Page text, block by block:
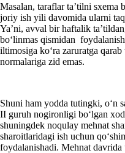
Masalan, taraflar ta’tilni sхema
joriy ish yili davomida ularni
Ya’ni, avval bir haftalik
boʻlinmas qismidan
iltimosiga koʻra zaruratga
normalariga zid emas.
Shuni ham yodda tutingki, oʻn
II guruh nogironligi boʻlgan
shuningdek noqulay mehnat
sharoitlaridagi ish uchun
foydalanishadi. Mehnat